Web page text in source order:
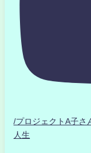
/プロジェクトA子
人生